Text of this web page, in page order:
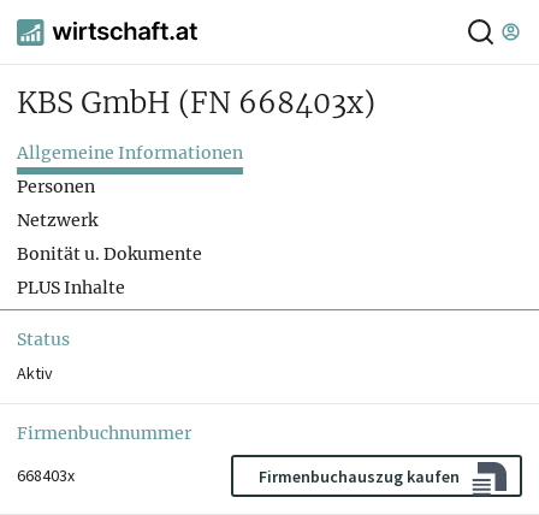
KBS GmbH (FN 668403x)
Allgemeine Informationen
Personen
Netzwerk
Bonität u. Dokumente
PLUS Inhalte
Status
Aktiv
Firmenbuchnummer
668403x
Firmenbuchauszug kaufen